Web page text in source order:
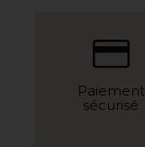
Paiement
sécurisé